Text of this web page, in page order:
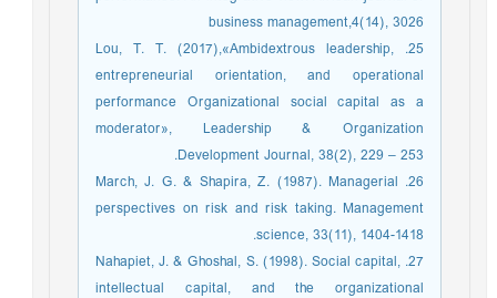
business management,4(14), 3026
25. Lou, T. T. (2017),«Ambidextrous leadership,
entrepreneurial orientation, and operational
performance Organizational social capital as a
moderator», Leadership & Organization
Development Journal, 38(2), 229 – 253.
26. March, J. G. & Shapira, Z. (1987). Managerial
perspectives on risk and risk taking. Management
science, 33(11), 1404-1418.
27. Nahapiet, J. & Ghoshal, S. (1998). Social capital,
intellectual capital, and the organizational